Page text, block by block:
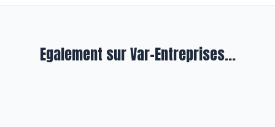
Egalement sur Var-Entreprises...